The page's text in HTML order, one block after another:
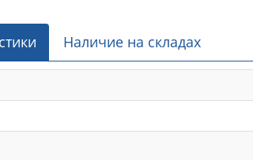
Наличие на складах